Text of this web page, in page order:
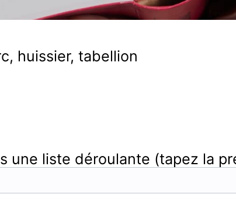
huissier, tabellion
une liste déroulante (tapez la